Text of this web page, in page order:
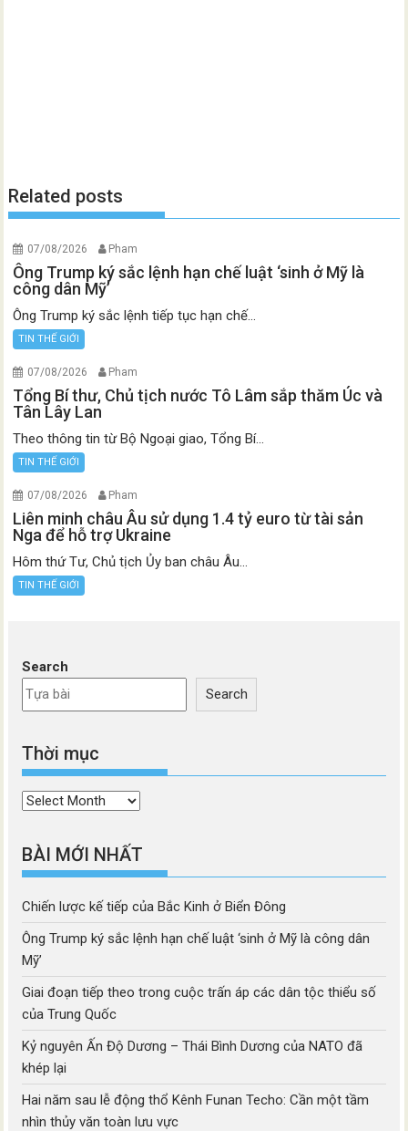
Related posts
07/08/2026 Pham
Ông Trump ký sắc lệnh hạn chế luật ‘sinh ở Mỹ là
công dân Mỹ’
Ông Trump ký sắc lệnh tiếp tục hạn chế...
TIN THẾ GIỚI
07/08/2026 Pham
Tổng Bí thư, Chủ tịch nước Tô Lâm sắp thăm Úc và
Tân Lây Lan
Theo thông tin từ Bộ Ngoại giao, Tổng Bí...
TIN THẾ GIỚI
07/08/2026 Pham
Liên minh châu Âu sử dụng 1.4 tỷ euro từ tài sản
Nga để hỗ trợ Ukraine
Hôm thứ Tư, Chủ tịch Ủy ban châu Âu...
TIN THẾ GIỚI
Search
Search
Thời mục
Thời
BÀI MỚI NHẤT
Chiến lược kế tiếp của Bắc Kinh ở Biển Đông
Ông Trump ký sắc lệnh hạn chế luật ‘sinh ở Mỹ là công dân
Mỹ’
Giai đoạn tiếp theo trong cuộc trấn áp các dân tộc thiểu số
của Trung Quốc
Kỷ nguyên Ấn Độ Dương – Thái Bình Dương của NATO đã
khép lại
Hai năm sau lễ động thổ Kênh Funan Techo: Cần một tầm
nhìn thủy văn toàn lưu vực